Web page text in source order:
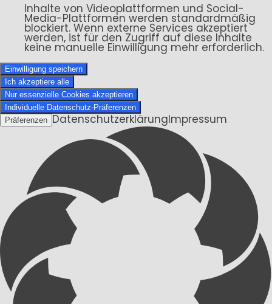
Inhalte von Videoplattformen und Social-
Media-Plattformen werden standardmäßig
blockiert. Wenn externe Services akzeptiert
werden, ist für den Zugriff auf diese Inhalte
keine manuelle Einwilligung mehr erforderlich.
Einwilligung speichern
Ich akzeptiere alle
Nur essenzielle Cookies akzeptieren
Individuelle Datenschutz-Präferenzen
Präferenzen DatenschutzerklärungImpressum